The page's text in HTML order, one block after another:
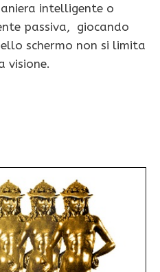
intelligente o
passiva, giocando
schermo non si limita
visione.